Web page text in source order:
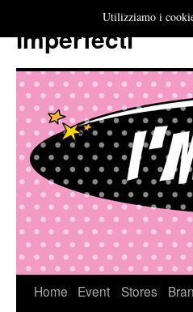
Imperfecti
VaiHome Event Stores
Utilizziamo i